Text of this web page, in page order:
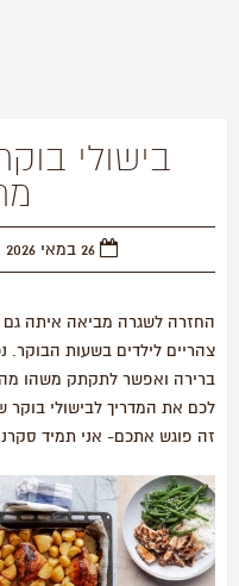
בישולי
החזרה לשגרה מביאה איתה גם
צהריים לילדים בשעות הבוקר.
ברירה ואפשר לתקתק משהו
לכם את המדריך לבישולי בוקר
זה פוגש אתכם- אני תמיד